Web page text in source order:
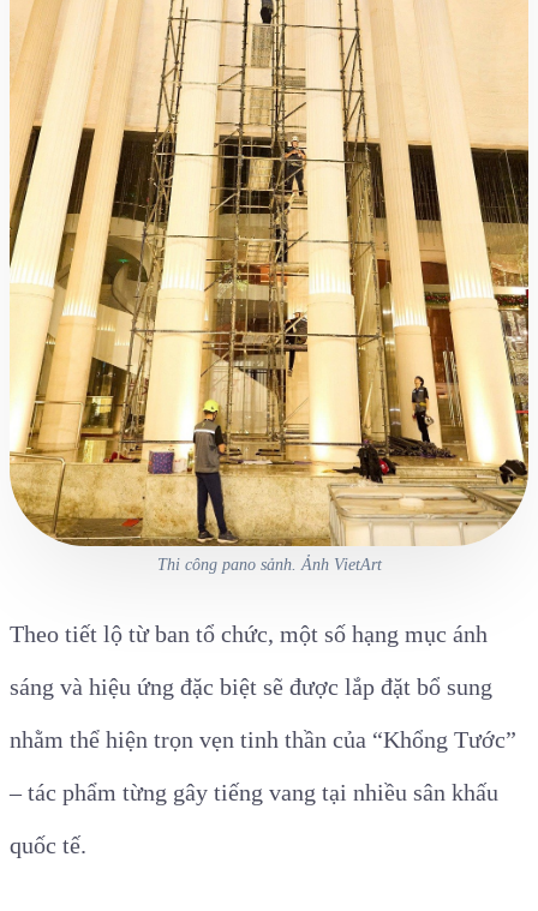
Thi công pano sảnh. Ảnh VietArt
Theo tiết lộ từ ban tổ chức, một số hạng mục ánh
sáng và hiệu ứng đặc biệt sẽ được lắp đặt bổ sung
nhằm thể hiện trọn vẹn tinh thần của “Khổng Tước”
– tác phẩm từng gây tiếng vang tại nhiều sân khấu
quốc tế.